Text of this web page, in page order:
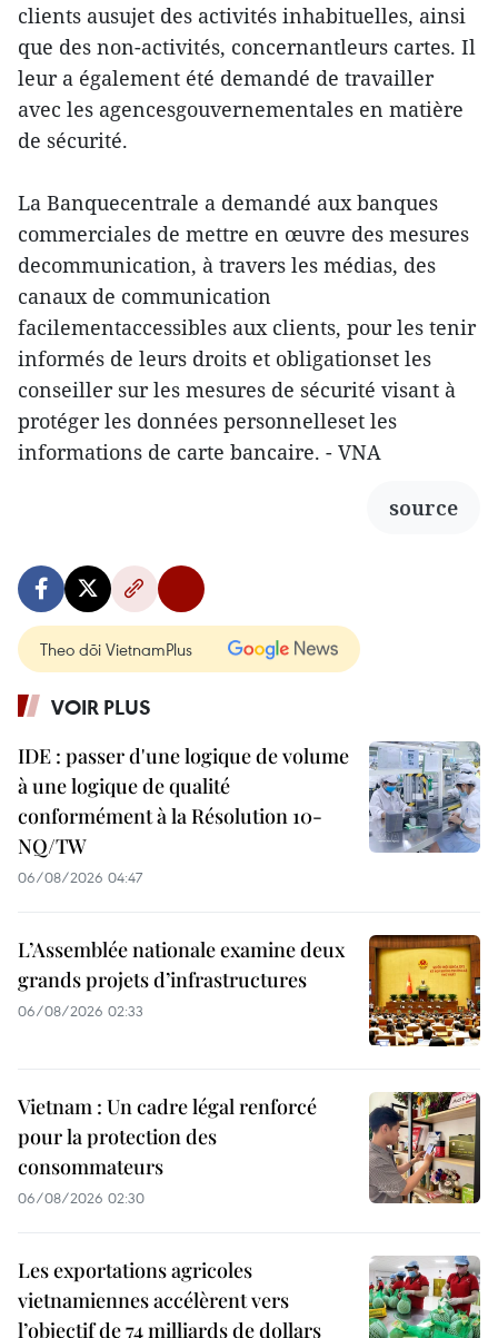
clients ausujet des activités inhabituelles, ainsi
que des non-activités, concernantleurs cartes. Il
leur a également été demandé de travailler
avec les agencesgouvernementales en matière
de sécurité.
La Banquecentrale a demandé aux banques
commerciales de mettre en œuvre des mesures
decommunication, à travers les médias, des
canaux de communication
facilementaccessibles aux clients, pour les tenir
informés de leurs droits et obligationset les
conseiller sur les mesures de sécurité visant à
protéger les données personnelleset les
informations de carte bancaire. - VNA
source
Theo dõi VietnamPlus
VOIR PLUS
IDE : passer d'une logique de volume
à une logique de qualité
conformément à la Résolution 10-
NQ/TW
06/08/2026 04:47
L’Assemblée nationale examine deux
grands projets d’infrastructures
06/08/2026 02:33
Vietnam : Un cadre légal renforcé
pour la protection des
consommateurs
06/08/2026 02:30
Les exportations agricoles
vietnamiennes accélèrent vers
l’objectif de 74 milliards de dollars